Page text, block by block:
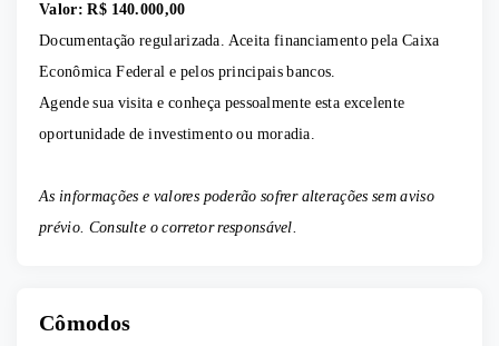
Valor: R$ 140.000,00
Documentação regularizada. Aceita financiamento pela Caixa
Econômica Federal e pelos principais bancos.
Agende sua visita e conheça pessoalmente esta excelente
oportunidade de investimento ou moradia.
As informações e valores poderão sofrer alterações sem aviso
prévio. Consulte o corretor responsável.
Cômodos